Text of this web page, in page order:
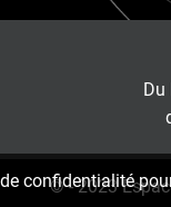
Du
© - 2023
confidentialité